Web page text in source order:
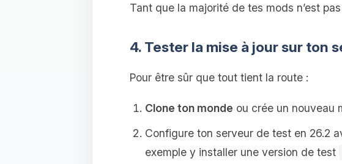
Tant que la majorité de tes mods n’est
4. Tester la mise à jour sur ton
Pour être sûr que tout tient la route :
Clone ton monde ou crée un nouveau
Configure ton serveur de test en 26.2
exemple y installer une version de test